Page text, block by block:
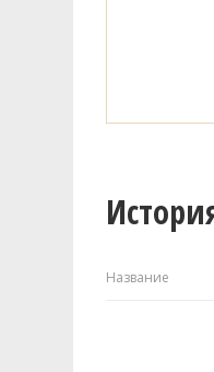
Название